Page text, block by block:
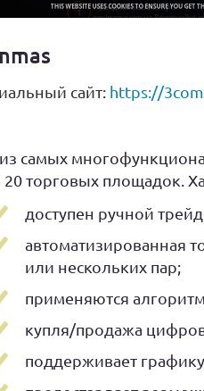
сайт: https://
самых
торговых площадок.
доступен ручной
автоматизированная
или нескольких пар;
применяются
купля/продажа
поддерживает